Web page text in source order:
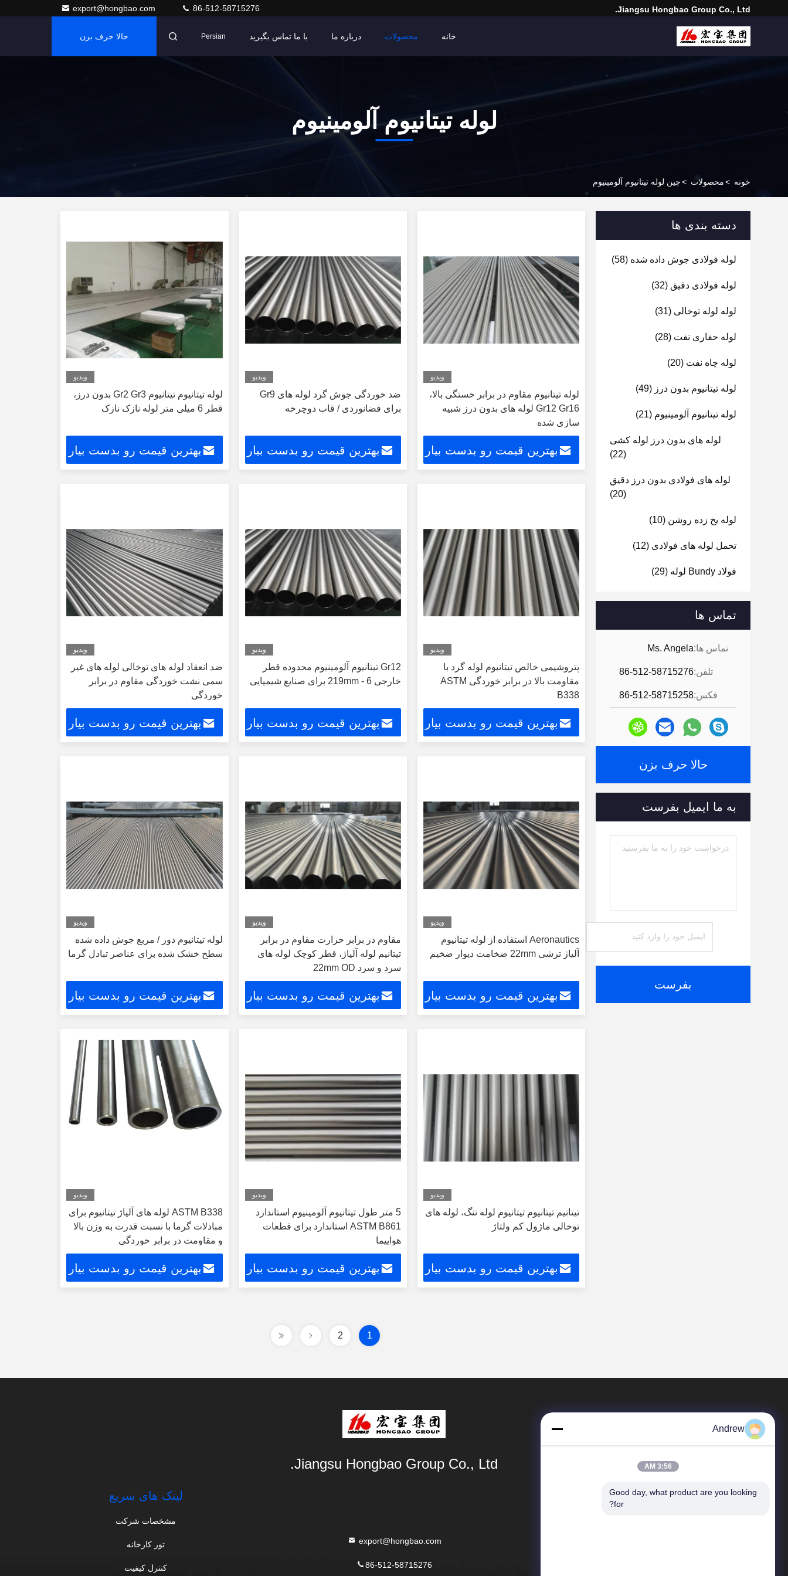
Jiangsu Hongbao Group Co., Ltd.
export@hongbao.com 86-512-58715276
خانه محصولات درباره ما با ما تماس بگیرید Persian حالا حرف بزن
لوله تیتانیوم آلومینیوم
خونه >محصولات >چین لوله تیتانیوم آلومینیوم
دسته بندی ها
لوله فولادی جوش داده شده (58)
لوله فولادی دقیق (32)
لوله لوله توخالی (31)
لوله حفاری نفت (28)
لوله چاه نفت (20)
لوله تیتانیوم بدون درز (49)
لوله تیتانیوم آلومینیوم (21)
لوله های بدون درز لوله کشی
(22)
لوله های فولادی بدون درز دقیق
(20)
لوله یخ زده روشن (10)
تحمل لوله های فولادی (12)
فولاد Bundy لوله (29)
لوله مبدل حرارتی
تماس ها
تماس ها:Ms. Angela
تلفن:86-512-58715276
فکس:86-512-58715258
حالا حرف بزن
به ما ایمیل بفرست
بفرست
ویدیو
لوله تیتانیوم مقاوم در برابر خستگی بالا،
Gr12 Gr16 لوله های بدون درز شبیه
سازی شده
بهترین قیمت رو بدست بیار
ویدیو
ضد خوردگی جوش گرد لوله های Gr9
برای فضانوردی / قاب دوچرخه
بهترین قیمت رو بدست بیار
ویدیو
لوله تیتانیوم تیتانیوم Gr2 Gr3 بدون درز،
قطر 6 میلی متر لوله نازک نازک
بهترین قیمت رو بدست بیار
ویدیو
پتروشیمی خالص تیتانیوم لوله گرد با
مقاومت بالا در برابر خوردگی ASTM
B338
بهترین قیمت رو بدست بیار
ویدیو
Gr12 تیتانیوم آلومینیوم محدوده قطر
خارجی 6 - 219mm برای صنایع شیمیایی
بهترین قیمت رو بدست بیار
ویدیو
ضد انعقاد لوله های توخالی لوله های غیر
سمی نشت خوردگی مقاوم در برابر
خوردگی
بهترین قیمت رو بدست بیار
ویدیو
Aeronautics استفاده از لوله تیتانیوم
آلیاژ ترشی 22mm ضخامت دیوار ضخیم
بهترین قیمت رو بدست بیار
ویدیو
مقاوم در برابر حرارت مقاوم در برابر
تیتانیم لوله آلیاژ، قطر کوچک لوله های
سرد و سرد 22mm OD
بهترین قیمت رو بدست بیار
ویدیو
لوله تیتانیوم دور / مربع جوش داده شده
سطح خشک شده برای عناصر تبادل گرما
بهترین قیمت رو بدست بیار
ویدیو
تیتانیم تیتانیوم تیتانیوم لوله تنگ، لوله های
توخالی ماژول کم ولتاژ
بهترین قیمت رو بدست بیار
ویدیو
5 متر طول تیتانیوم آلومینیوم استاندارد
ASTM B861 استاندارد برای قطعات
هواپیما
بهترین قیمت رو بدست بیار
ویدیو
ASTM B338 لوله های آلیاژ تیتانیوم برای
مبادلات گرما با نسبت قدرت به وزن بالا
و مقاومت در برابر خوردگی
بهترین قیمت رو بدست بیار
1
2
Jiangsu Hongbao Group Co., Ltd.
محصولات
export@hongbao.com
86-512-58715276
لینک های سریع
مشخصات شرکت
تور کارخانه
کنترل کیفیت
Andrew
3:56 AM
Good day, what product are you looking
for?